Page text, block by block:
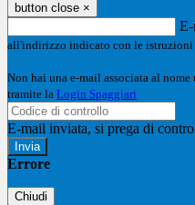
button close ×
all'indirizzo indicato con le istruzioni
Non hai una e-mail associata al
tramite la Login Spaggiari
E-mail inviata, si prega di
Errore
Chiudi